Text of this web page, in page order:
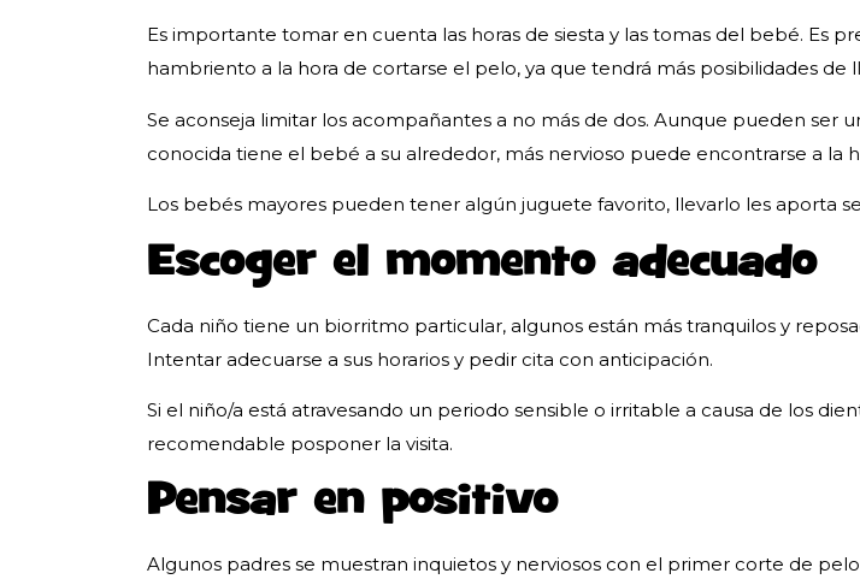
Es importante tomar en cuenta las horas de siesta y las tomas del bebé. Es
hambriento a la hora de cortarse el pelo, ya que tendrá más posibilidades de
Se aconseja limitar los acompañantes a no más de dos. Aunque pueden ser
conocida tiene el bebé a su alrededor, más nervioso puede encontrarse a la
Los bebés mayores pueden tener algún juguete favorito, llevarlo les aporta
Escoger el momento
Cada niño tiene un biorritmo particular, algunos están más tranquilos y
Intentar adecuarse a sus horarios y pedir cita con anticipación.
Si el niño/a está atravesando un periodo sensible o irritable a causa de los
recomendable posponer la visita.
Pensar en positivo
Algunos padres se muestran inquietos y nerviosos con el primer corte de